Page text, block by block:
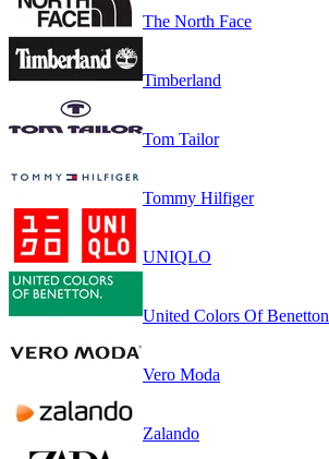
The North Face
Timberland
Tom Tailor
Tommy Hilfiger
UNIQLO
United Colors Of Benetton
Vero Moda
Zalando